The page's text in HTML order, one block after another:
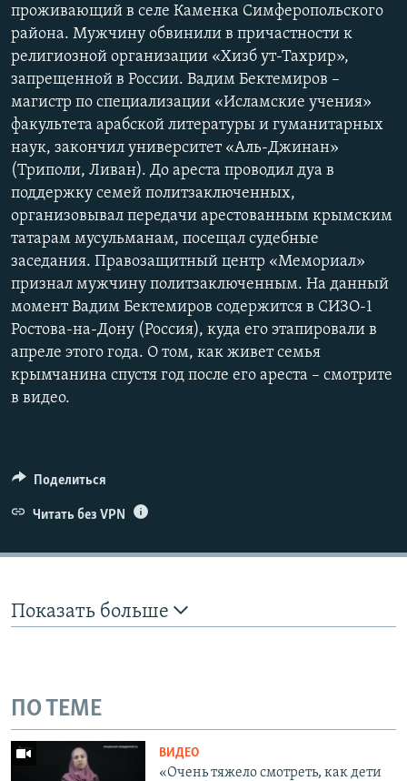
1080p
проживающий в селе Каменка Симферопольского
района. Мужчину обвинили в причастности к
религиозной организации «Хизб ут-Тахрир»,
запрещенной в России. Вадим Бектемиров –
магистр по специализации «Исламские учения»
факультета арабской литературы и гуманитарных
наук, закончил университет «Аль-Джинан»
(Триполи, Ливан). До ареста проводил дуа в
поддержку семей политзаключенных,
организовывал передачи арестованным крымским
татарам мусульманам, посещал судебные
заседания. Правозащитный центр «Мемориал»
признал мужчину политзаключенным. На данный
момент Вадим Бектемиров содержится в СИЗО-1
Ростова-на-Дону (Россия), куда его этапировали в
апреле этого года. О том, как живет семья
крымчанина спустя год после его ареста – смотрите
в видео.
Поделиться
Читать без VPN
Показать больше
ПО ТЕМЕ
ВИДЕО
«Очень тяжело смотреть, как дети